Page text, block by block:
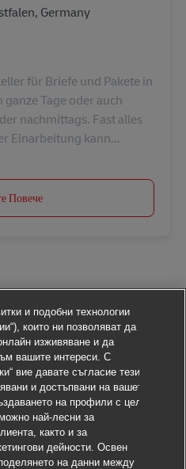
Germany
für Briefe und Pakete in
Tage oder auch
nachmittags. Fast alles
Einarbeitung kann...
Повече
и подобни технологии
които ни позволяват да
изживяване и да
вашите интереси. С
вие давате съгласие тези
и достъпвани на вашето
на профили с цел
най-лесни за
както и за
дейности. Освен
на данни между